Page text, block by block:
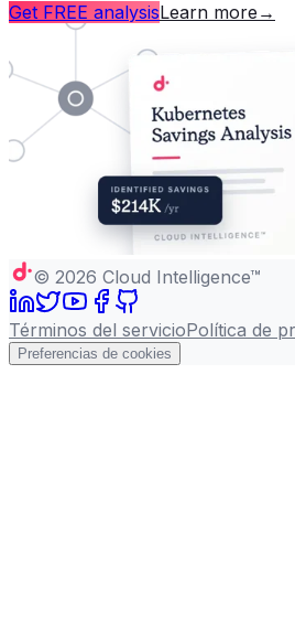
Get FREE analysisLearn more →
© 2026 Cloud Intelligence™
Términos del servicioPolítica de
Preferencias de cookies